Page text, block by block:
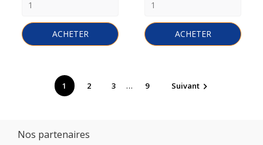
ACHETER ACHETER
1 2 3 … 9 Suivant 
Nos partenaires